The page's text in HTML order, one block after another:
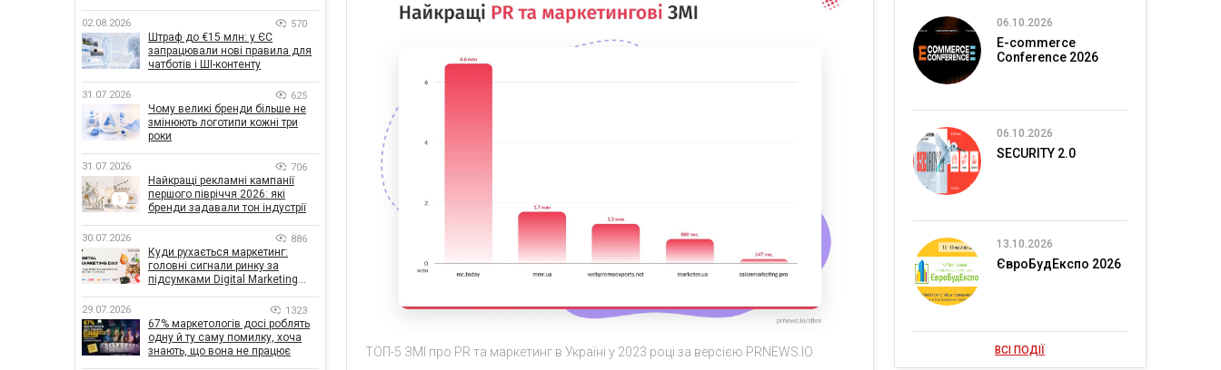
ТОП-5 ЗМІ про PR та маркетинг в Україні у 2023 році за версією PRNEWS.IO
02.08.2026 570
Штраф до €15 млн: у ЄС
запрацювали нові правила для
чатботів і ШІ-контенту
31.07.2026 625
Чому великі бренди більше не
змінюють логотипи кожні три
роки
31.07.2026 706
Найкращі рекламні кампанії
першого півріччя 2026: які
бренди задавали тон індустрії
30.07.2026 886
Куди рухається маркетинг:
головні сигнали ринку за
підсумками Digital Marketing
29.07.2026 1323
67% маркетологів досі роблять
одну й ту саму помилку, хоча
знають, що вона не працює
06.10.2026
E-commerce
Conference 2026
06.10.2026
SECURITY 2.0
13.10.2026
ЄвроБудЕкспо 2026
ВСІ ПОДІЇ